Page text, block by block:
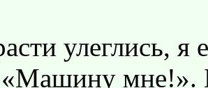
улеглись,
мне!».